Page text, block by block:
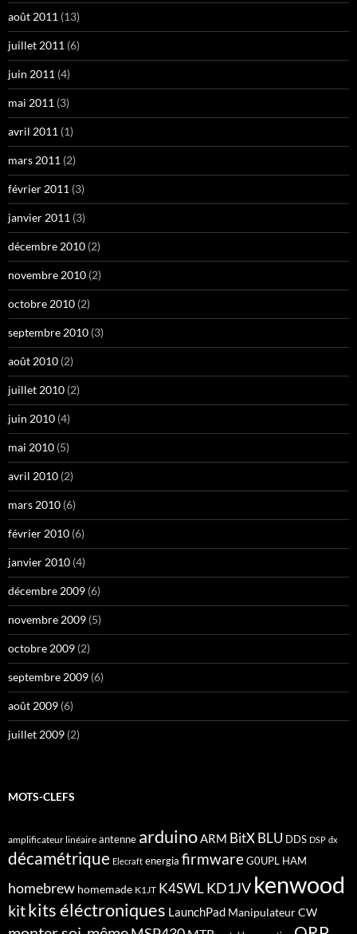
août 2011 (13)
juillet 2011 (6)
juin 2011 (4)
mai 2011 (3)
avril 2011 (1)
mars 2011 (2)
février 2011 (3)
janvier 2011 (3)
décembre 2010 (2)
novembre 2010 (2)
octobre 2010 (2)
septembre 2010 (3)
août 2010 (2)
juillet 2010 (2)
juin 2010 (4)
mai 2010 (5)
avril 2010 (2)
mars 2010 (6)
février 2010 (6)
janvier 2010 (4)
décembre 2009 (6)
novembre 2009 (5)
octobre 2009 (2)
septembre 2009 (6)
août 2009 (6)
juillet 2009 (2)
MOTS-CLEFS
amplificateur linéaire antenne arduinoARM BitX BLU DDS DSP dx
décamétrique Elecraft energia firmwareG0UPL HAM
homebrew homemade K1JT K4SWL KD1JV kenwood
kitkits éléctroniques LaunchPad Manipulateur CW